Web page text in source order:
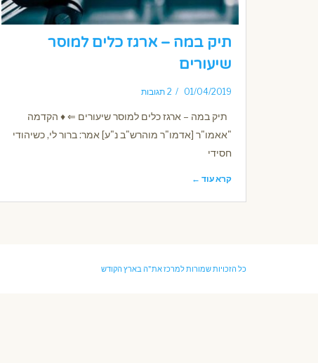
תיק במה – ארגז כלים למוסר
שיעורים
01/04/2019 2 תגובות
תיק במה – ארגז כלים למוסר שיעורים ⇐ ♦ הקדמה
"אאמו"ר [אדמו"ר מוהרש"ב נ"ע] אמר: ברור לי, כשיהודי
חסידי
קרא עוד ←
כל הזכויות שמורות למרכז את"ה בארץ הקודש